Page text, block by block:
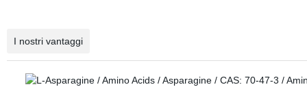
I nostri vantaggi